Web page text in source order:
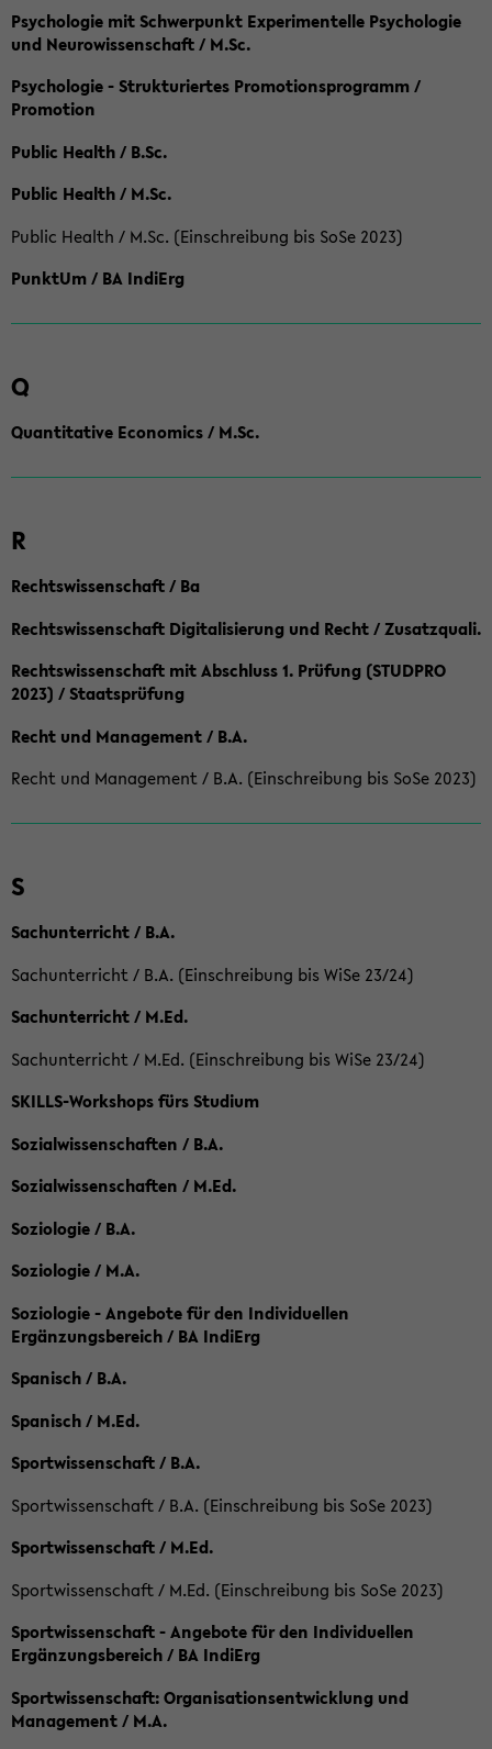
Psychologie mit Schwerpunkt Experimentelle Psychologie
und Neurowissenschaft / M.Sc.
Psychologie - Strukturiertes Promotionsprogramm /
Promotion
Public Health / B.Sc.
Public Health / M.Sc.
Public Health / M.Sc. (Einschreibung bis SoSe 2023)
PunktUm / BA IndiErg
Q
Quantitative Economics / M.Sc.
R
Rechtswissenschaft / Ba
Rechtswissenschaft Digitalisierung und Recht / Zusatzquali.
Rechtswissenschaft mit Abschluss 1. Prüfung (STUDPRO
2023) / Staatsprüfung
Recht und Management / B.A.
Recht und Management / B.A. (Einschreibung bis SoSe 2023)
S
Sachunterricht / B.A.
Sachunterricht / B.A. (Einschreibung bis WiSe 23/24)
Sachunterricht / M.Ed.
Sachunterricht / M.Ed. (Einschreibung bis WiSe 23/24)
SKILLS-Workshops fürs Studium
Sozialwissenschaften / B.A.
Sozialwissenschaften / M.Ed.
Soziologie / B.A.
Soziologie / M.A.
Soziologie - Angebote für den Individuellen
Ergänzungsbereich / BA IndiErg
Spanisch / B.A.
Spanisch / M.Ed.
Sportwissenschaft / B.A.
Sportwissenschaft / B.A. (Einschreibung bis SoSe 2023)
Sportwissenschaft / M.Ed.
Sportwissenschaft / M.Ed. (Einschreibung bis SoSe 2023)
Sportwissenschaft - Angebote für den Individuellen
Ergänzungsbereich / BA IndiErg
Sportwissenschaft: Organisationsentwicklung und
Management / M.A.